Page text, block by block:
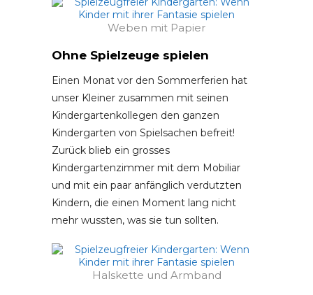
Weben mit Papier
Ohne Spielzeuge spielen
Einen Monat vor den Sommerferien hat
unser Kleiner zusammen mit seinen
Kindergartenkollegen den ganzen
Kindergarten von Spielsachen befreit!
Zurück blieb ein grosses
Kindergartenzimmer mit dem Mobiliar
und mit ein paar anfänglich verdutzten
Kindern, die einen Moment lang nicht
mehr wussten, was sie tun sollten.
Halskette und Armband